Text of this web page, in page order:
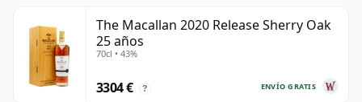
The Macallan 2020 Release Sherry Oak
25 años
70cl • 43%
ENVÍO GRATIS
3304 € ?